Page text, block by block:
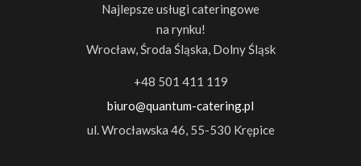
Najlepsze usługi cateringowe
na rynku!
Wrocław, Środa Śląska, Dolny Śląsk
+48 501 411 119
biuro@quantum-catering.pl
ul. Wrocławska 46, 55-530 Krępice